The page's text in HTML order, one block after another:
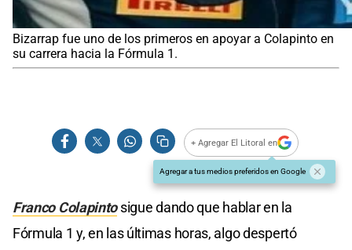
Bizarrap fue uno de los primeros en apoyar a Colapinto en
su carrera hacia la Fórmula 1.
+ Agregar El Litoral en
Agregar a tus medios preferidos en Google
Franco Colapintosigue dando que hablar en la
Fórmula 1 y, en las últimas horas, algo despertó